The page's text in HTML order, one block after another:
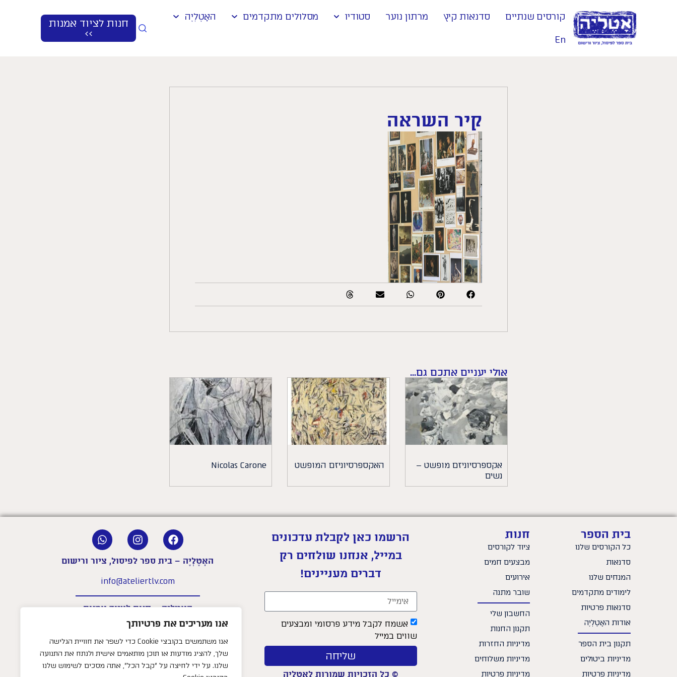
אנו מעריכים את פרטיותך
אנו משתמשים בקובצי Cookie כדי לשפר את חוויית הגלישה
שלך, להציג מודעות או תוכן מותאמים אישית ולנתח את התנועה
שלנו. על ידי לחיצה על "קבל הכל", אתה מסכים לשימוש שלנו
קורסים שנתיים סדנאות קיץ מרתון נוער סטודיו מסלולים מתקדמים האָטֶלְיֶה
En
חנות לציוד אמנות
>>
קיר השראה
אולי יעניים אתכם גם...
אקספרסיוניזם מופשט –
נשים⁩
האקספרסיוניזם המופשט Nicolas Carone
בית הספר
כל הקורסים שלנו
סדנאות
המנחים שלנו
לימודים מתקדמים
סדנאות פרטיות
אודות האָטֶלְיֶה
תקנון בית הספר
מדיניות ביטולים
מדיניות פרטיות
חנות
ציוד לקורסים
מבצעים חמים
אירועים
שובר מתנה
החשבון שלי
תקנון החנות
מדיניות החזרות
מדיניות משלוחים
מדיניות פרטיות
הרשמו כאן לקבלת עדכונים
במייל, אנחנו שולחים רק
דברים מעניינים!
אשמח לקבל מידע פרסומי ומבצעים
שווים במייל
שליחה
© כל הזכויות שמורות לאטליה
האָטֶלְיֶה – בית ספר לפיסול, ציור ורישום
info@ateliertlv.com
האָטֶלְיֶה – חנות לציוד אמנות
shop@ateliertlv.com
א׳–ה׳: 09:00-18:00
יום ו׳: 09:00-14:00